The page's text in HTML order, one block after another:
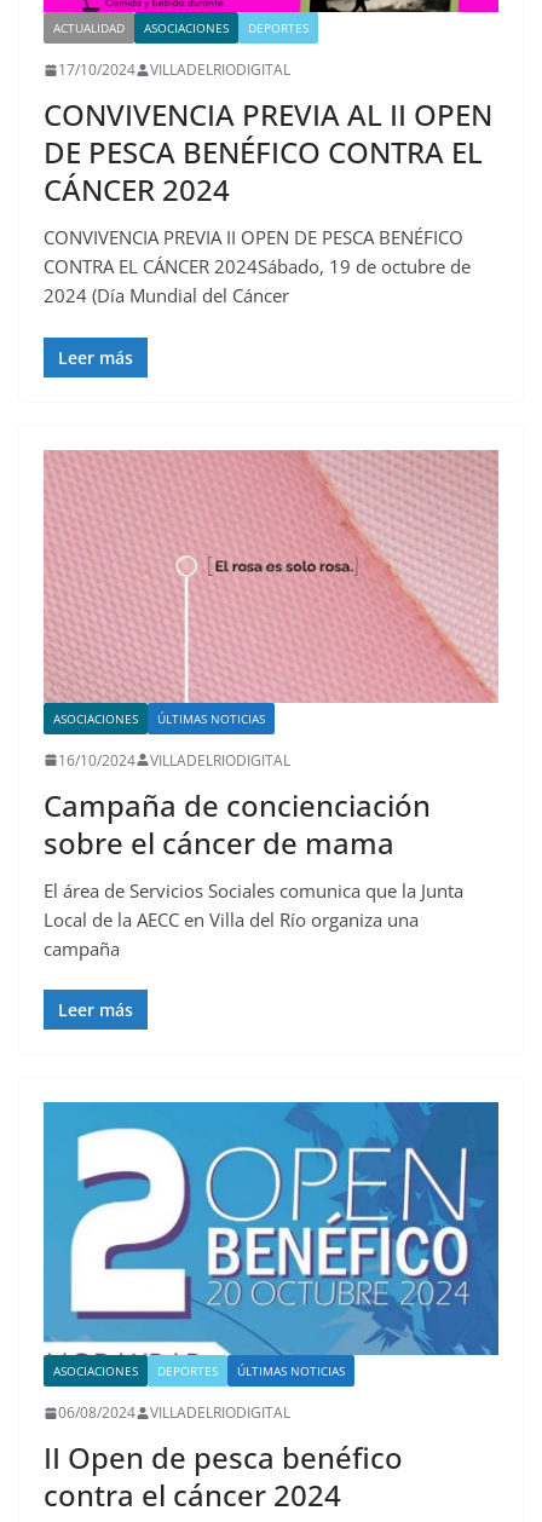
ACTUALIDAD ASOCIACIONES DEPORTES
17/10/2024 VILLADELRIODIGITAL
CONVIVENCIA PREVIA AL II OPEN
DE PESCA BENÉFICO CONTRA EL
CÁNCER 2024
CONVIVENCIA PREVIA II OPEN DE PESCA BENÉFICO
CONTRA EL CÁNCER 2024Sábado, 19 de octubre de
2024 (Día Mundial del Cáncer
Leer más
ASOCIACIONES ÚLTIMAS NOTICIAS
16/10/2024 VILLADELRIODIGITAL
Campaña de concienciación
sobre el cáncer de mama
El área de Servicios Sociales comunica que la Junta
Local de la AECC en Villa del Río organiza una
campaña
Leer más
ASOCIACIONES DEPORTES ÚLTIMAS NOTICIAS
06/08/2024 VILLADELRIODIGITAL
II Open de pesca benéfico
contra el cáncer 2024